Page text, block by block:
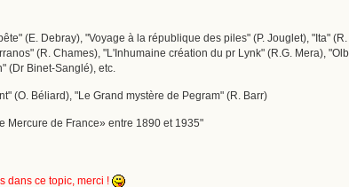
(E. Debray), "Voyage à la république des piles" (P. Jouglet), "Ita"
(R. Chames), "L'Inhumaine création du pr Lynk" (R.G. Mera),
(Dr Binet-Sanglé), etc.
(O. Béliard), "Le Grand mystère de Pegram" (R. Barr)
Mercure de France» entre 1890 et 1935"
dans ce topic, merci !